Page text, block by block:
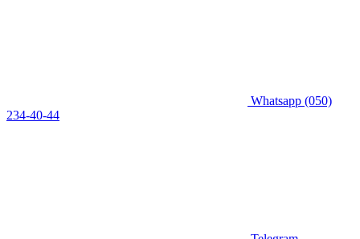
Whatsapp (050)
234-40-44